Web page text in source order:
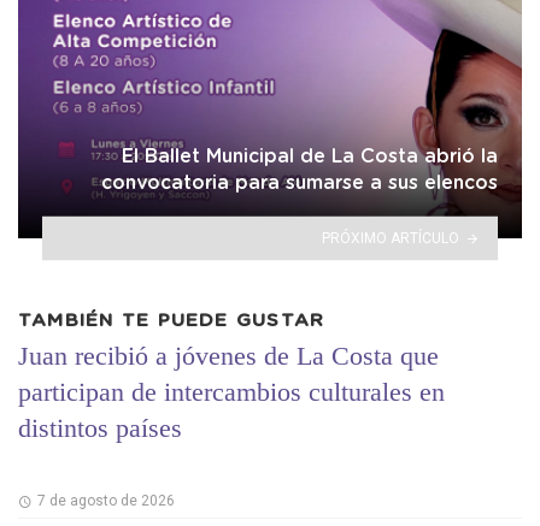
El Ballet Municipal de La Costa abrió la
convocatoria para sumarse a sus elencos
PRÓXIMO ARTÍCULO
TAMBIÉN TE PUEDE GUSTAR
Juan recibió a jóvenes de La Costa que
participan de intercambios culturales en
distintos países
7 de agosto de 2026